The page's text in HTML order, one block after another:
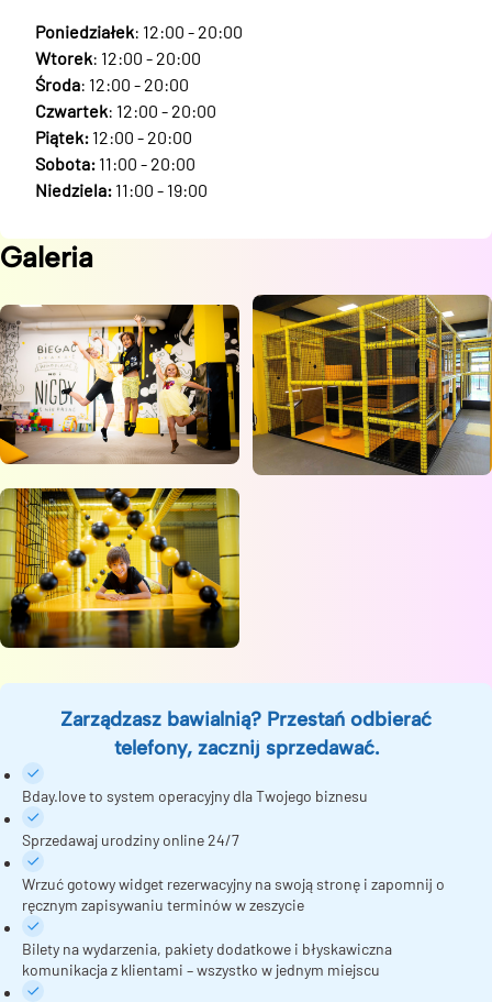
Poniedziałek: 12:00 - 20:00
Wtorek: 12:00 - 20:00
Środa: 12:00 - 20:00
Czwartek: 12:00 - 20:00
Piątek: 12:00 - 20:00
Sobota: 11:00 - 20:00
Niedziela: 11:00 - 19:00
Galeria
Zarządzasz bawialnią? Przestań odbierać
telefony, zacznij sprzedawać.
Bday.love to system operacyjny dla Twojego biznesu
Sprzedawaj urodziny online 24/7
Wrzuć gotowy widget rezerwacyjny na swoją stronę i zapomnij o
ręcznym zapisywaniu terminów w zeszycie
Bilety na wydarzenia, pakiety dodatkowe i błyskawiczna
komunikacja z klientami – wszystko w jednym miejscu